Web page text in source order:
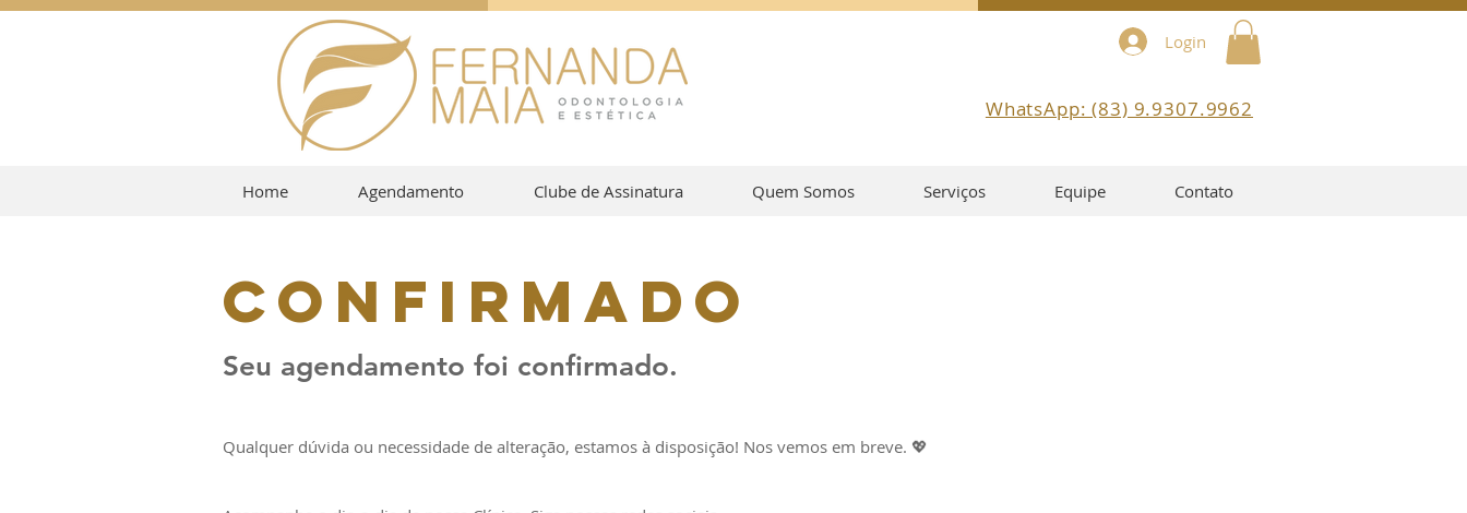
Login
WhatsApp: (83) 9.9307.9962
Home Agendamento Clube de Assinatura Quem Somos Serviços Equipe Contato
Confirmado
Seu agendamento foi confirmado.
Qualquer dúvida ou necessidade de alteração, estamos à disposição! Nos vemos em breve. 💖